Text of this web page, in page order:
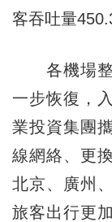
客吞吐量
各機場整
一步恢復，
業投資集團
線網絡、更
北京、廣州
旅客出行更